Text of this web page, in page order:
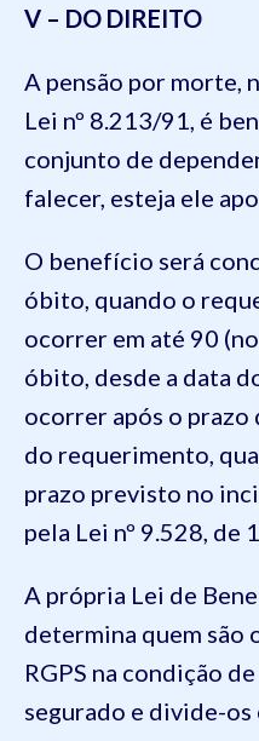
V – DO DIREITO
A pensão por morte,
Lei nº 8.213/91, é
conjunto de
falecer, esteja ele
O benefício será
óbito, quando o
ocorrer em até 90
óbito, desde a data
ocorrer após o prazo
do requerimento,
prazo previsto no
pela Lei nº 9.528, de
A própria Lei de
determina quem são
RGPS na condição
segurado e divide-